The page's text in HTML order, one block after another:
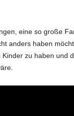
eine so große
anders haben
zu haben und